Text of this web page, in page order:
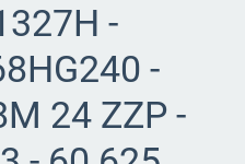
-
-
24 ZZP -